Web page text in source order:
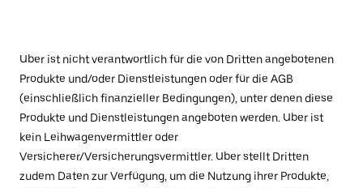
Uber ist nicht verantwortlich für die von Dritten angebotenen
Produkte und/oder Dienstleistungen oder für die AGB
(einschließlich finanzieller Bedingungen), unter denen diese
Produkte und Dienstleistungen angeboten werden. Uber ist
kein Leihwagenvermittler oder
Versicherer/Versicherungsvermittler. Uber stellt Dritten
zudem Daten zur Verfügung, um die Nutzung ihrer Produkte,